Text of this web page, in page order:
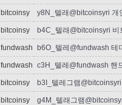
bitcoinsy y8N_텔래@bitcoinsyri 개
bitcoinsy b4C_텔래@bitcoinsyri 비
fundwash b6O_텔레@fundwash 테
fundwash c3H_텔레@fundwash 핸
bitcoinsy b3I_텔레그램
bitcoinsy g4M_텔래그램